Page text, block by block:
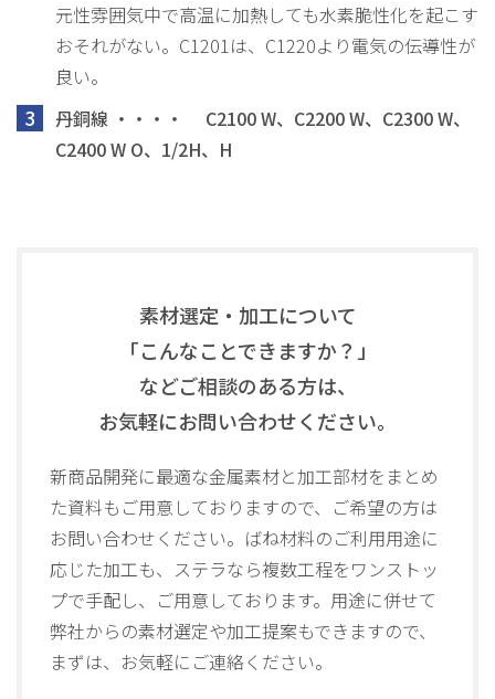
元性雰囲気中で高温に加熱しても水素脆性化を起こす
おそれがない。 C1201は、C1220より電気の伝導性が
良い。
3
丹銅線 ・・・・ C2100 W、C2200 W、C2300 W、
C2400 W O、1/2H、H
素材選定・加工について
「こんなことできますか？」
などご相談のある方は、
お気軽にお問い合わせください。
新商品開発に最適な金属素材と加工部材をまとめ
た資料も ご用意しておりますので、ご希望の方は
お問い合わせください。 ばね材料のご利用用途に
応じた加工も、ステラなら複数工程をワンストッ
プで手配し、ご用意しております。用途に併せて
弊社からの素材選定や加工提案もできますので、
まずは、お気軽にご連絡ください。